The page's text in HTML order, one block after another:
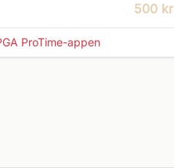
500 kr
ProTime-appen